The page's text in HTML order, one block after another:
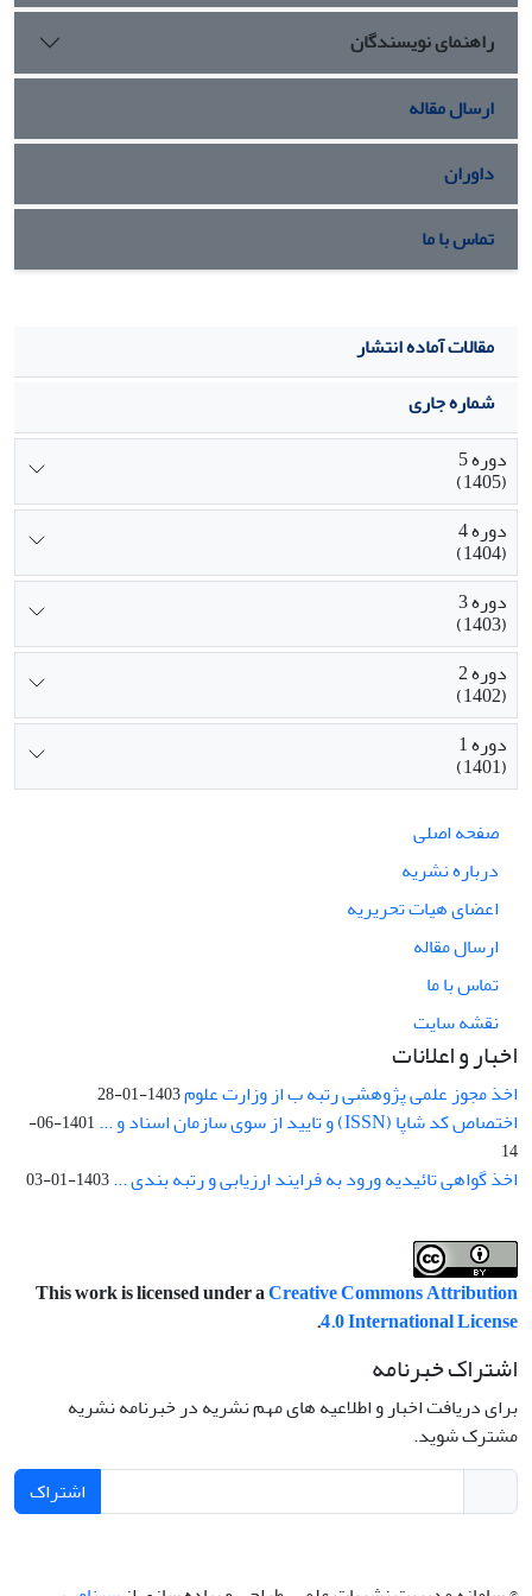
راهنمای نویسندگان
ارسال مقاله
داوران
تماس با ما
مقالات آماده انتشار
شماره جاری
دوره 5
(1405)
دوره 4
(1404)
دوره 3
(1403)
دوره 2
(1402)
دوره 1
(1401)
صفحه اصلی
درباره نشریه
اعضای هیات تحریریه
ارسال مقاله
تماس با ما
نقشه سایت
اخبار و اعلانات
اخذ مجوز علمی پژوهشی رتبه ب از وزارت علوم1403-01-28
اختصاص کد شاپا (ISSN) و تایید از سوی سازمان اسناد و ...
1401-06-
14
اخذ گواهی تائیدیه ورود به فرایند ارزیابی و رتبه بندی ...1403-01-03
This work is licensed under aCreative Commons Attribution
4.0 International License
.
اشتراک خبرنامه
برای دریافت اخبار و اطلاعیه های مهم نشریه در خبرنامه نشریه
مشترک شوید.
اشتراک